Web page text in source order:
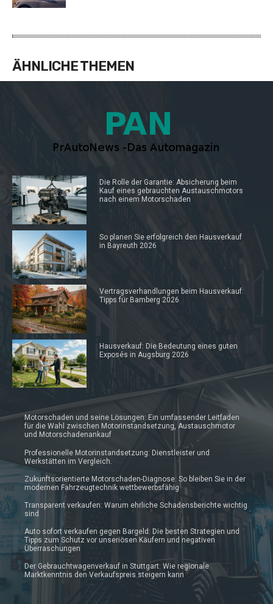
ÄHNLICHE THEMEN
Die Rolle der Garantie: Absicherung beim
Kauf eines gebrauchten Austauschmotors
nach einem Motorschaden
So planen Sie erfolgreich den Hausverkauf
in Bayreuth 2026
Vertragsverhandlungen beim Hausverkauf:
Tipps für Bamberg 2026
Hausverkauf: Die Bedeutung eines guten
Exposés in Augsburg 2026
Motorschaden und seine Lösungen: Ein umfassender Leitfaden
für die Wahl zwischen Motorinstandsetzung, Austauschmotor
und Motorschadenankauf
Professionelle Motorinstandsetzung: Dienstleister und
Werkstätten im Vergleich.
Zukunftsorientierte Motorschaden-Diagnose: So bleiben Sie in der
modernen Fahrzeugtechnik wettbewerbsfähig
Transparent verkaufen: Warum ehrliche Schadensberichte wichtig
sind
Auto sofort verkaufen gegen Bargeld: Die besten Strategien und
Tipps zum Schutz vor unseriösen Käufern und negativen
Überraschungen
Der Gebrauchtwagenverkauf in Stuttgart: Wie regionale
Marktkenntnis den Verkaufspreis steigern kann